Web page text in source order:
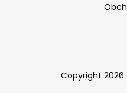
Copyright 2026